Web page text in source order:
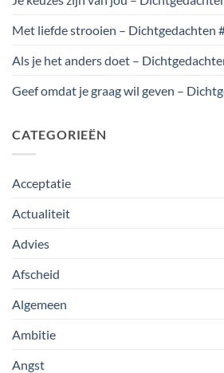
Met liefde strooien – Dichtgedachten
Als je het anders doet –
Geef omdat je graag wil geven –
CATEGORIEËN
Acceptatie
Actualiteit
Advies
Afscheid
Algemeen
Ambitie
Angst